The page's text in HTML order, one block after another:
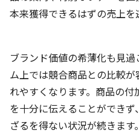
本来獲得できるはずの売上を
ブランド価値の希薄化も見
ム上では競合商品との比較
れやすくなります。商品の
を十分に伝えることができ
ざるを得ない状況が続きます。